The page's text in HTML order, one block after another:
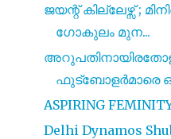
ജയന്റ് കില്ലേഴ്സ് ;
ഗോകുലം മുന...
ഫുട്‌ബോളർമാരെ
ASPIRING
Delhi Dynamos